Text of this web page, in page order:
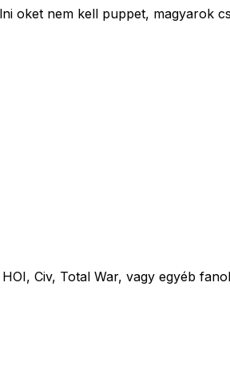
oket nem kell puppet, magyarok
Civ, Total War, vagy egyéb